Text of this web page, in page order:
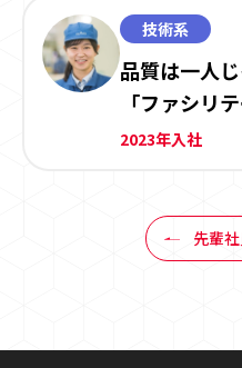
技術系
品質は一人
「ファシリ
2023年入社
先輩